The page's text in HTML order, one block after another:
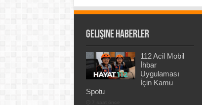
Gelişine Haberler
112 Acil Mobil
İhbar
Uygulaması
İçin Kamu
Spotu